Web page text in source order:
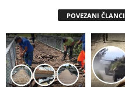
POVEZANI ČLANCI